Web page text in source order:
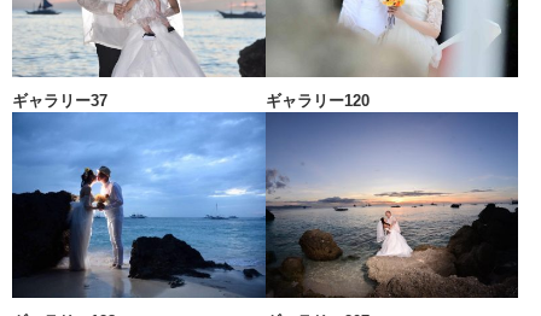
ギャラリー37 ギャラリー120